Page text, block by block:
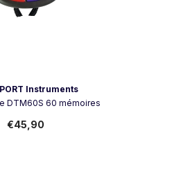
Instruments
DTM60S 60 mémoires
€45,90